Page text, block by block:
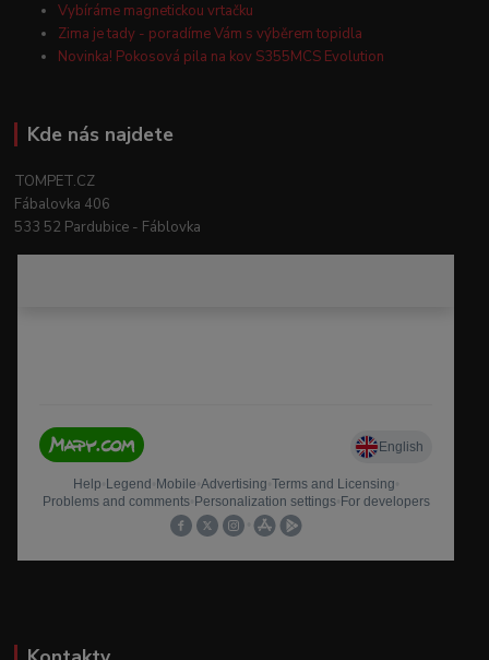
Vybíráme magnetickou vrtačku
Zima je tady - poradíme Vám s výběrem topidla
Novinka! Pokosová pila na kov S355MCS Evolution
Kde nás najdete
TOMPET.CZ
Fábalovka 406
533 52 Pardubice - Fáblovka